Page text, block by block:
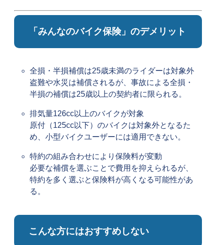
「みんなのバイク保険」のデメリット
全損・半損補償は25歳未満のライダーは対象外
盗難や水災は補償されるが、事故による全損・
半損の補償は25歳以上の契約者に限られる。
排気量126cc以上のバイクが対象
原付（125cc以下）のバイクは対象外となるた
め、小型バイクユーザーには適用できない。
特約の組み合わせにより保険料が変動
必要な補償を選ぶことで費用を抑えられるが、
特約を多く選ぶと保険料が高くなる可能性があ
る。
こんな方にはおすすめしない